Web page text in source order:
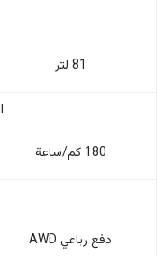
81 لتر
180 كم/ساعة
دفع رباعي AWD